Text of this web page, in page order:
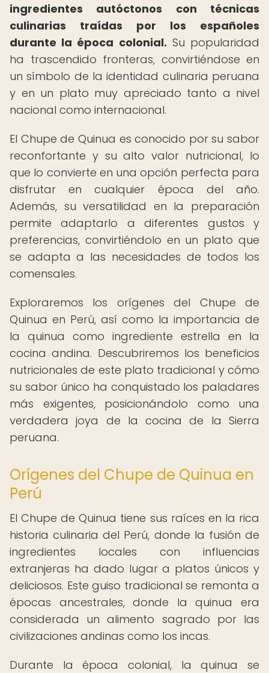
ingredientes autóctonos con técnicas
culinarias traídas por los españoles
durante la época colonial. Su popularidad
ha trascendido fronteras, convirtiéndose en
un símbolo de la identidad culinaria peruana
y en un plato muy apreciado tanto a nivel
nacional como internacional.
El Chupe de Quinua es conocido por su sabor
reconfortante y su alto valor nutricional, lo
que lo convierte en una opción perfecta para
disfrutar en cualquier época del año.
Además, su versatilidad en la preparación
permite adaptarlo a diferentes gustos y
preferencias, convirtiéndolo en un plato que
se adapta a las necesidades de todos los
comensales.
Exploraremos los orígenes del Chupe de
Quinua en Perú, así como la importancia de
la quinua como ingrediente estrella en la
cocina andina. Descubriremos los beneficios
nutricionales de este plato tradicional y cómo
su sabor único ha conquistado los paladares
más exigentes, posicionándolo como una
verdadera joya de la cocina de la Sierra
peruana.
Orígenes del Chupe de Quinua en
Perú
El Chupe de Quinua tiene sus raíces en la rica
historia culinaria del Perú, donde la fusión de
ingredientes locales con influencias
extranjeras ha dado lugar a platos únicos y
deliciosos. Este guiso tradicional se remonta a
épocas ancestrales, donde la quinua era
considerada un alimento sagrado por las
civilizaciones andinas como los incas.
Durante la época colonial, la quinua se